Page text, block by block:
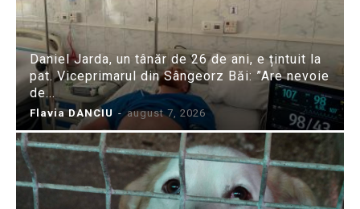
Daniel Jarda, un tânăr de 26 de ani, e țintuit la
pat. Viceprimarul din Sângeorz Băi: ”Are nevoie
de...
Flavia DANCIU - august 7, 2026